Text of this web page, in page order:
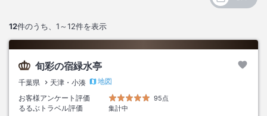
12件のうち、 1～12件を表示
旬彩の宿緑水亭
千葉県 天津・小湊
地図
お客様アンケート評価
95点
るるぶトラベル評価
集計中